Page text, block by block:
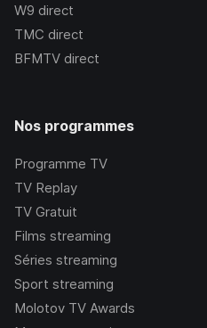
W9 direct
TMC direct
BFMTV direct
Nos programmes
Programme TV
TV Replay
TV Gratuit
Films streaming
Séries streaming
Sport streaming
Molotov TV Awards